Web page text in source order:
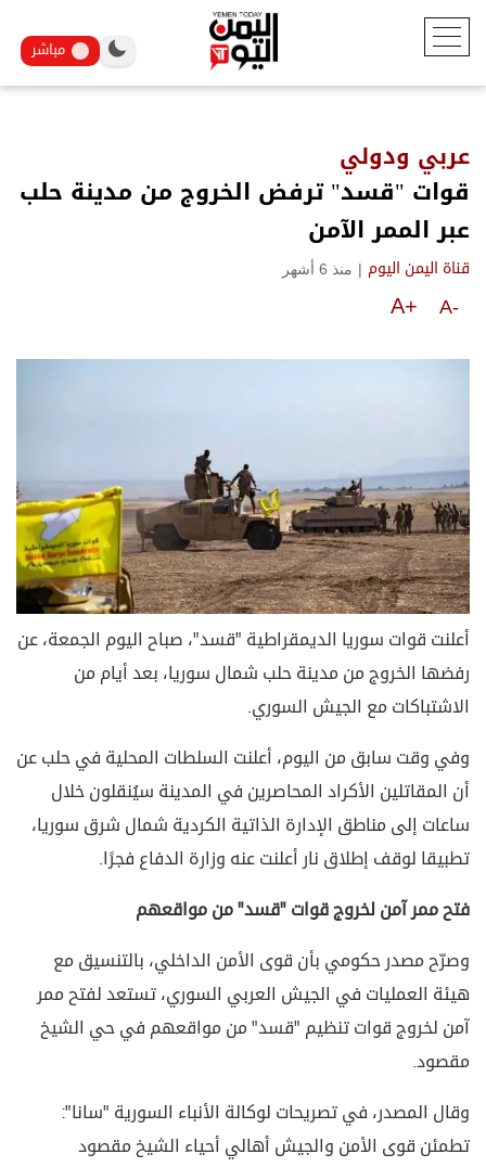
مباشر
عربي ودولي
قوات "قسد" ترفض الخروج من مدينة حلب
عبر الممر الآمن
قناة اليمن اليوم | منذ 6 أشهر
A-
A+
أعلنت قوات سوريا الديمقراطية "قسد"، صباح اليوم الجمعة، عن
رفضها الخروج من مدينة حلب شمال سوريا، بعد أيام من
الاشتباكات مع الجيش السوري.
وفي وقت سابق من اليوم، أعلنت السلطات المحلية في حلب عن
أن المقاتلين الأكراد المحاصرين في المدينة سيُنقلون خلال
ساعات إلى مناطق الإدارة الذاتية الكردية شمال شرق سوريا،
تطبيقا لوقف إطلاق نار أعلنت عنه وزارة الدفاع فجرًا.
فتح ممر آمن لخروج قوات "قسد" من مواقعهم
وصرّح مصدر حكومي بأن قوى الأمن الداخلي، بالتنسيق مع
هيئة العمليات في الجيش العربي السوري، تستعد لفتح ممر
آمن لخروج قوات تنظيم "قسد" من مواقعهم في حي الشيخ
مقصود.
وقال المصدر، في تصريحات لوكالة الأنباء السورية "سانا":
تطمئن قوى الأمن والجيش أهالي أحياء الشيخ مقصود